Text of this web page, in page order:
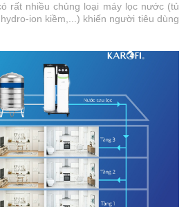
rất nhiều chủng loại máy lọc nước (tủ
ion kiềm,...) khiến người tiêu dùng